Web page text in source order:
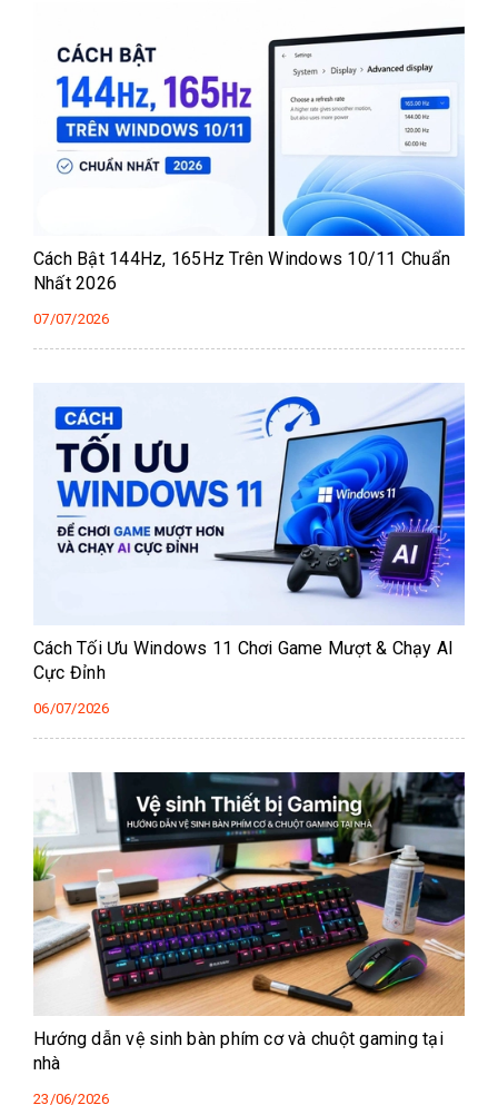
Cách Bật 144Hz, 165Hz Trên Windows 10/11 Chuẩn
Nhất 2026
07/07/2026
Cách Tối Ưu Windows 11 Chơi Game Mượt & Chạy AI
Cực Đỉnh
06/07/2026
Hướng dẫn vệ sinh bàn phím cơ và chuột gaming tại
nhà
23/06/2026